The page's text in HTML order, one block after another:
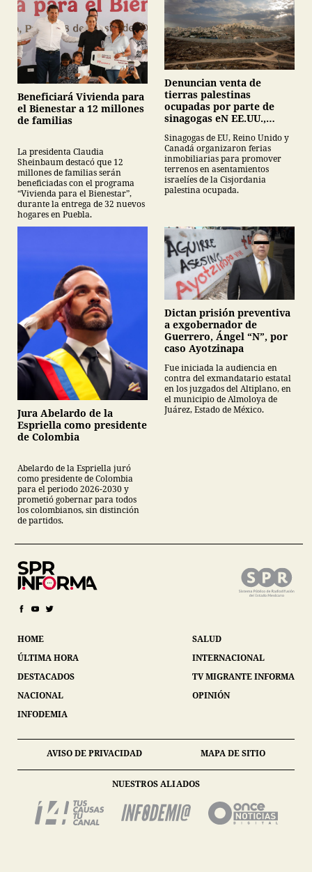
Beneficiará Vivienda para
el Bienestar a 12 millones
de familias
La presidenta Claudia
Sheinbaum destacó que 12
millones de familias serán
beneficiadas con el programa
“Vivienda para el Bienestar”,
durante la entrega de 32 nuevos
hogares en Puebla.
Denuncian venta de
tierras palestinas
ocupadas por parte de
sinagogas eN EE.UU.,
Sinagogas de EU, Reino Unido y
Canadá organizaron ferias
inmobiliarias para promover
terrenos en asentamientos
israelíes de la Cisjordania
palestina ocupada.
Jura Abelardo de la
Espriella como presidente
de Colombia
Abelardo de la Espriella juró
como presidente de Colombia
para el periodo 2026-2030 y
prometió gobernar para todos
los colombianos, sin distinción
de partidos.
Dictan prisión preventiva
a exgobernador de
Guerrero, Ángel “N”, por
caso Ayotzinapa
Fue iniciada la audiencia en
contra del exmandatario estatal
en los juzgados del Altiplano, en
el municipio de Almoloya de
Juárez, Estado de México.
HOME
ÚLTIMA HORA
DESTACADOS
NACIONAL
INFODEMIA
SALUD
INTERNACIONAL
TV MIGRANTE INFORMA
OPINIÓN
AVISO DE PRIVACIDAD MAPA DE SITIO
NUESTROS ALIADOS